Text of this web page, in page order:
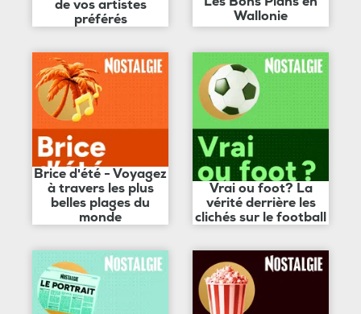
de vos artistes
préférés
Wallonie
Brice d'été - Voyagez
à travers les plus
belles plages du
monde
Vrai ou foot? La
vérité derrière les
clichés sur le football